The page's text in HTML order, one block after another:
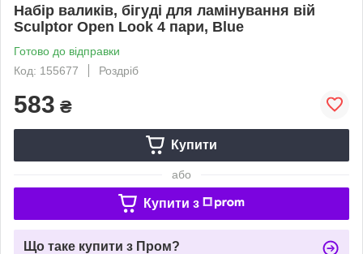
Набір валиків, бігуді для ламінування вій
Sculptor Open Look 4 пари, Blue
Готово до відправки
Код: 155677
Роздріб
583 ₴
Купити
або
Купити з
Що таке купити з Пром?